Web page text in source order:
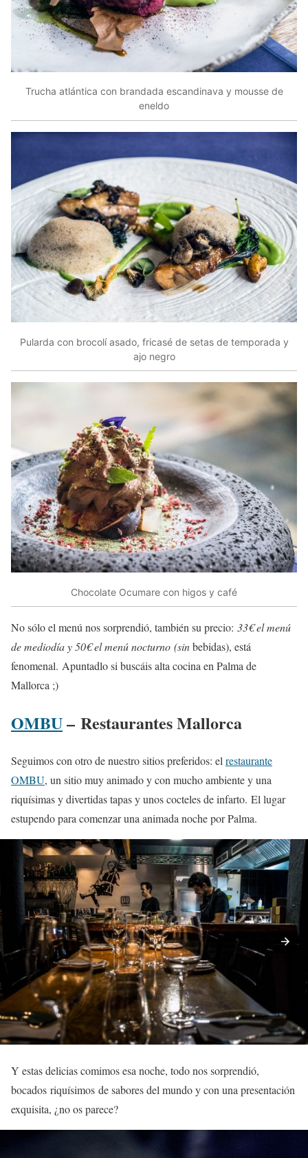
Trucha atlántica con brandada escandinava y mousse de
eneldo
Pularda con brocolí asado, fricasé de setas de temporada y
ajo negro
Chocolate Ocumare con higos y café
No sólo el menú nos sorprendió, también su precio: 33€ el menú
de mediodía y 50€ el menú nocturno (sinbebidas), está
fenomenal. Apuntadlo si buscáis alta cocina en Palma de
Mallorca ;)
OMBU– Restaurantes Mallorca
Seguimos con otro de nuestro sitios preferidos: el restaurante
OMBU, un sitio muy animado y con mucho ambiente y una
riquísimas y divertidas tapas y unos cocteles de infarto. El lugar
estupendo para comenzar una animada noche por Palma.
Y estas delicias comimos esa noche, todo nos sorprendió,
bocados riquísimos de sabores del mundo y con una presentación
exquisita, ¿no os parece?